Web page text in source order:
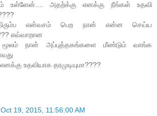
உள்ளேன்.... அதற்க்கு எனக்கு நீங்கள் உதவி
என்வசம் பெற நான் என்ன செய்ய
எவ்வாறான
மூலம் நான் அப்புத்தகங்களை மீண்டும் வாங்க
உதவியாக தரமுடியுமா????
Oct 19, 2015, 11:56:00 AM